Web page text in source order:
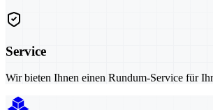
Service
Wir bieten Ihnen einen Rundum-Service für